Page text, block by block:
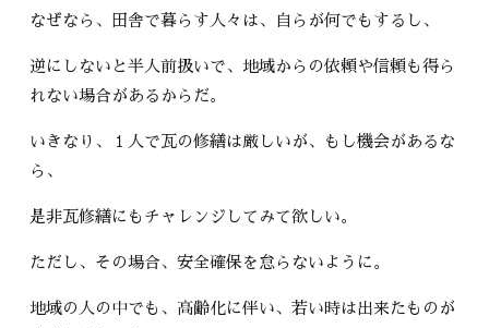
なぜなら、田舎で暮らす人々は、自らが何でもするし、
逆にしないと半人前扱いで、地域からの依頼や信頼も得ら
れない場合があるからだ。
いきなり、１人で瓦の修繕は厳しいが、もし機会があるな
ら、
是非瓦修繕にもチャレンジしてみて欲しい。
ただし、その場合、安全確保を怠らないように。
地域の人の中でも、高齢化に伴い、若い時は出来たものが